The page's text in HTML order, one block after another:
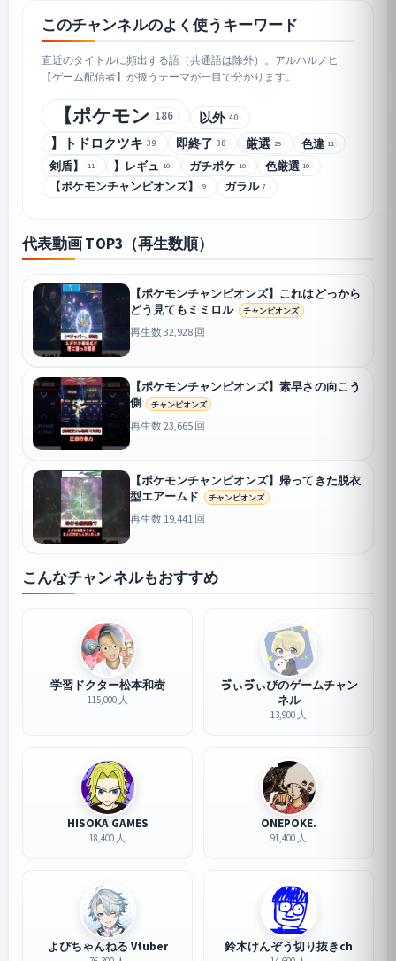
このチャンネルのよく使うキーワード
直近のタイトルに頻出する語（共通語は除外）。アルハルノヒ
【ゲーム配信者】が扱うテーマが一目で分かります。
【ポケモン 186 以外 40
】トドロクツキ 39 即終了 38 厳選 25 色違 11
剣盾】 11 】レギュ 10 ガチポケ 10 色厳選 10
【ポケモンチャンピオンズ】 9 ガラル 7
代表動画 TOP3（再生数順）
【ポケモンチャンピオンズ】これはどっから
どう見てもミミロル
チャンピオンズ
再生数 32,928 回
【ポケモンチャンピオンズ】素早さの向こう
側
チャンピオンズ
再生数 23,665 回
【ポケモンチャンピオンズ】帰ってきた脱衣
型エアームド
チャンピオンズ
再生数 19,441 回
こんなチャンネルもおすすめ
学習ドクター松本和樹
115,000 人
ゔぃゔぃぴのゲームチャン
ネル
13,900 人
HISOKA GAMES
18,400 人
ONEPOKE.
91,400 人
よぴちゃんねる Vtuber 鈴木けんぞう切り抜きch